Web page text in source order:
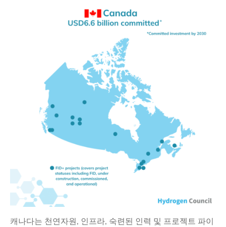
캐나다는 천연자원, 인프라, 숙련된 인력 및 프로젝트 파이